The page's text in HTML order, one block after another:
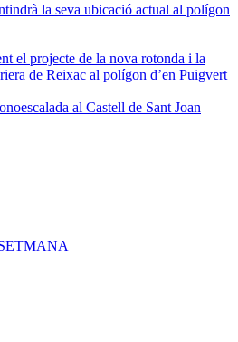
la seva ubicació actual al polígon
el projecte de la nova rotonda i la
de Reixac al polígon d’en Puigvert
al Castell de Sant Joan